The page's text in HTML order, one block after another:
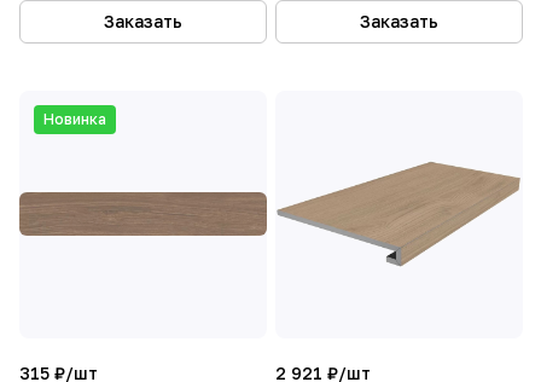
Заказать Заказать
Новинка
315 ₽/шт
2 921 ₽/шт